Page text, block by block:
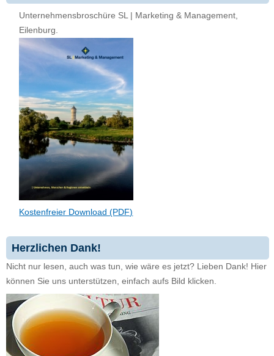
Unternehmensbroschüre SL | Marketing & Management,
Eilenburg.
Kostenfreier Download (PDF)
Herzlichen Dank!
Nicht nur lesen, auch was tun, wie wäre es jetzt? Lieben Dank! Hier
können Sie uns unterstützen, einfach aufs Bild klicken.